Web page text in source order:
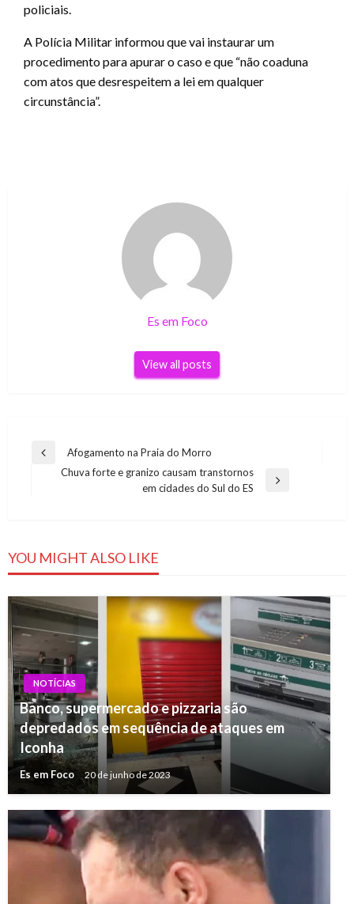
policiais.
A Polícia Militar informou que vai instaurar um
procedimento para apurar o caso e que “não coaduna
com atos que desrespeitem a lei em qualquer
circunstância”.
Es em Foco
View all posts
Navegação
Previous
Afogamento na Praia do Morro
Chuva forte e granizo causam transtornos
em cidades do Sul do ES
YOU MIGHT ALSO LIKE
NOTÍCIAS
Banco, supermercado e pizzaria são
depredados em sequência de ataques em
Iconha
Es em Foco 20 de junho de 2023